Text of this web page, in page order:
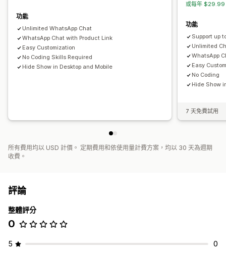
功能
Unlimited WhatsApp Chat
WhatsApp Chat with Product Link
Easy Customization
No Coding Skills Required
Hide Show in Desktop and Mobile
或每年 $29.99
功能
Support up
Unlimited
WhatsApp
Easy
No Coding
Hide Show
7 天免費試用
所有費用均以 USD 計價。 定期費用和依使用量計費方案，均以 30 天為週期
收費。
評論
整體評分
0
5
0